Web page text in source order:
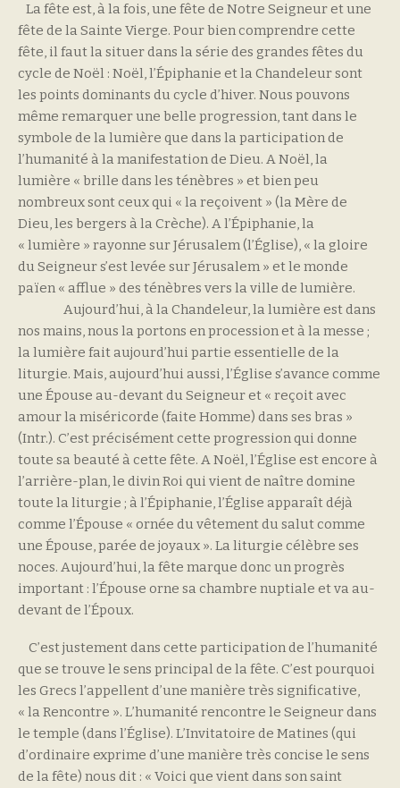
La fête est, à la fois, une fête de Notre Seigneur et une
fête de la Sainte Vierge. Pour bien comprendre cette
fête, il faut la situer dans la série des grandes fêtes du
cycle de Noël : Noël, l’Épiphanie et la Chandeleur sont
les points dominants du cycle d’hiver. Nous pouvons
même remarquer une belle progression, tant dans le
symbole de la lumière que dans la participation de
l’humanité à la manifestation de Dieu. A Noël, la
lumière « brille dans les ténèbres » et bien peu
nombreux sont ceux qui « la reçoivent » (la Mère de
Dieu, les bergers à la Crèche). A l’Épiphanie, la
« lumière » rayonne sur Jérusalem (l’Église), « la gloire
du Seigneur s’est levée sur Jérusalem » et le monde
païen « afflue » des ténèbres vers la ville de lumière.
Aujourd’hui, à la Chandeleur, la lumière est dans
nos mains, nous la portons en procession et à la messe ;
la lumière fait aujourd’hui partie essentielle de la
liturgie. Mais, aujourd’hui aussi, l’Église s’avance comme
une Épouse au-devant du Seigneur et « reçoit avec
amour la miséricorde (faite Homme) dans ses bras »
(Intr.). C’est précisément cette progression qui donne
toute sa beauté à cette fête. A Noël, l’Église est encore à
l’arrière-plan, le divin Roi qui vient de naître domine
toute la liturgie ; à l’Épiphanie, l’Église apparaît déjà
comme l’Épouse « ornée du vêtement du salut comme
une Épouse, parée de joyaux ». La liturgie célèbre ses
noces. Aujourd’hui, la fête marque donc un progrès
important : l’Épouse orne sa chambre nuptiale et va au-
devant de l’Époux.
C’est justement dans cette participation de l’humanité
que se trouve le sens principal de la fête. C’est pourquoi
les Grecs l’appellent d’une manière très significative,
« la Rencontre ». L’humanité rencontre le Seigneur dans
le temple (dans l’Église). L’Invitatoire de Matines (qui
d’ordinaire exprime d’une manière très concise le sens
de la fête) nous dit : « Voici que vient dans son saint